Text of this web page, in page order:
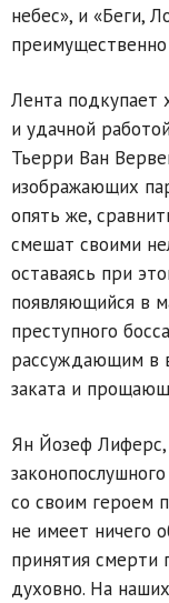
небес», и «Беги,
Лента подкупает
и удачной
Тьерри Ван
изображающих
опять же,
смешат своими
оставаясь при
появляющийся в
преступного
рассуждающим в
заката и
Ян Йозеф Лиферс,
со своим героем
не имеет ничего
принятия смерти
духовно. На